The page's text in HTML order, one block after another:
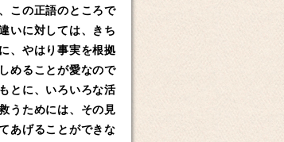
この正語のところで
いに対しては、きち
、やはり事実を根拠
めることが愛なので
とに、いろいろな活
うためには、その見
あげることができな